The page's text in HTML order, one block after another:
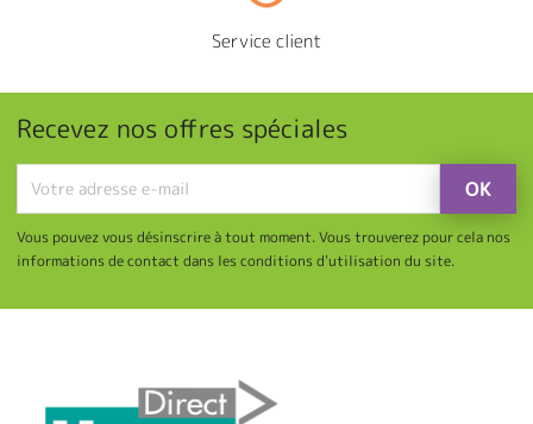
Service client
Recevez nos offres spéciales
Vous pouvez vous désinscrire à tout moment. Vous trouverez pour cela nos
informations de contact dans les conditions d'utilisation du site.